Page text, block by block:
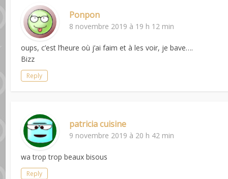
Ponpon
8 novembre 2019 à 19 h 12 min
oups, c’est l’heure où j’ai faim et à les voir, je bave….
Bizz
Reply
patricia cuisine
9 novembre 2019 à 20 h 42 min
wa trop trop beaux bisous
Reply